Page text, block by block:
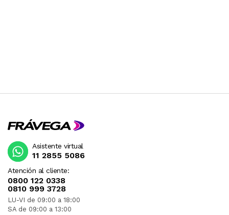
Atención al cliente:
0800 122 0338
0810 999 3728
LU-VI de 09:00 a 18:00
SA de 09:00 a 13:00
Asistente virtual
11 2855 5086